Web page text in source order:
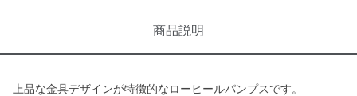
商品説明
上品な金具デザインが特徴的なローヒールパンプスです。